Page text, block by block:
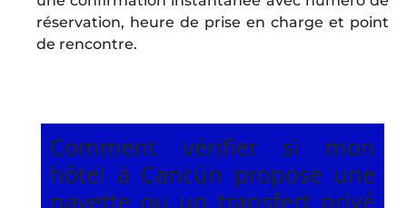
réservation, heure de prise en charge et point
de rencontre.
Comment vérifier si mon
hôtel à Cancún propose une
navette ou un transfert privé